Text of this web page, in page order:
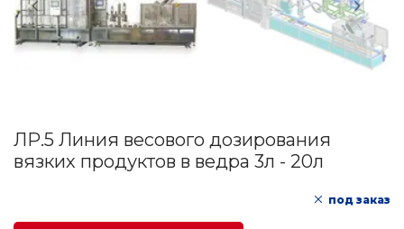
ЛР.5 Линия весового дозирования
вязких продуктов в ведра 3л - 20л
под заказ